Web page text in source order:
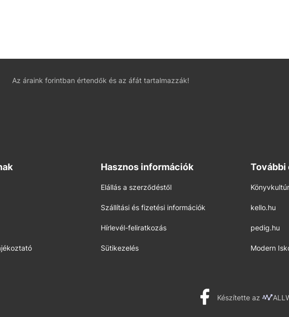
Az áraink forintban értendők és az áfát tartalmazzák!
Hasznos információk
Elállás a szerződéstől
Szállítási és fizetési információk
Hírlevél-feliratkozás
Sütikezelés
További
kello.hu
pedig.hu
Modern
Készítette az